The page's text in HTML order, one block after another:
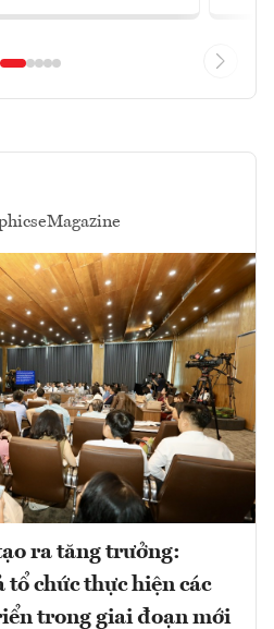
eMagazine
ra tăng trưởng:
tổ chức thực hiện các
trong giai đoạn mới